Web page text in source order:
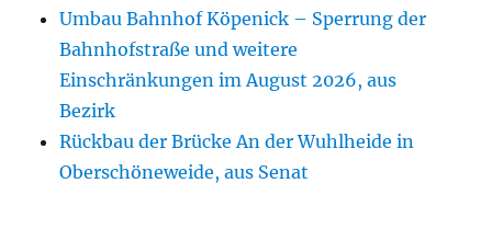
Umbau Bahnhof Köpenick – Sperrung der
Bahnhofstraße und weitere
Einschränkungen im August 2026, aus
Bezirk
Rückbau der Brücke An der Wuhlheide in
Oberschöneweide, aus Senat